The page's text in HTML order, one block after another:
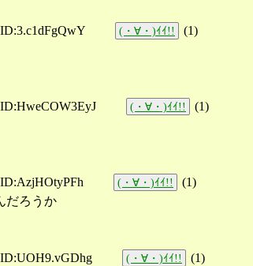
(・∀・)ｲｲ!! (1)
(・∀・)ｲｲ!! (1)
(・∀・)ｲｲ!! (1)
だろうか
ID:UOH9.vGDhg (・∀・)ｲｲ!! (1)